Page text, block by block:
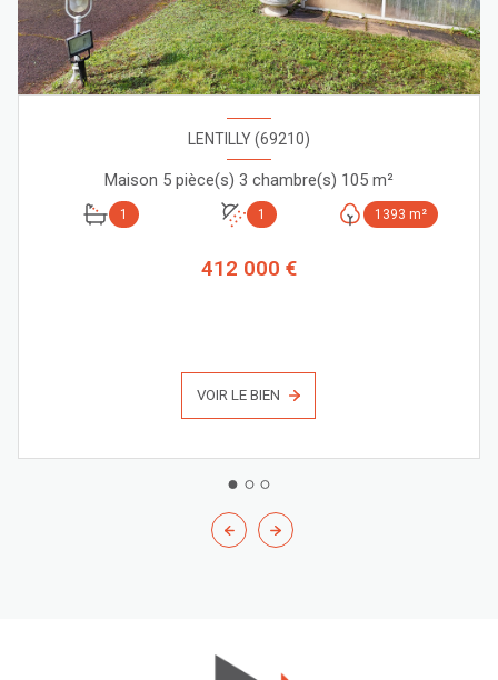
LENTILLY (69210)
Maison 5 pièce(s) 3 chambre(s) 105 m²
1 1 1393 m²
412 000 €
VOIR LE BIEN